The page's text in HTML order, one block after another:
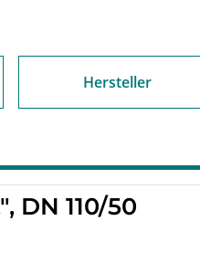
Hersteller
DN 110/50